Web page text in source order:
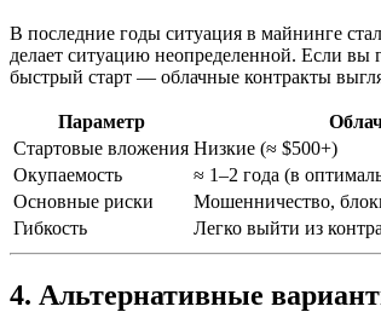
В последние годы ситуация в майнинге
делает ситуацию неопределенной. Если вы
быстрый старт — облачные контракты
Параметр
Стартовые вложения Низкие (≈ $500+)
Окупаемость
≈ 1–2 года (в
Основные риски
Мошенничество,
Гибкость
Легко выйти из
4. Альтернативные